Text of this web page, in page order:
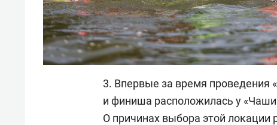
3. Впервые за время проведения
и финиша расположилась у
О причинах выбора этой локации